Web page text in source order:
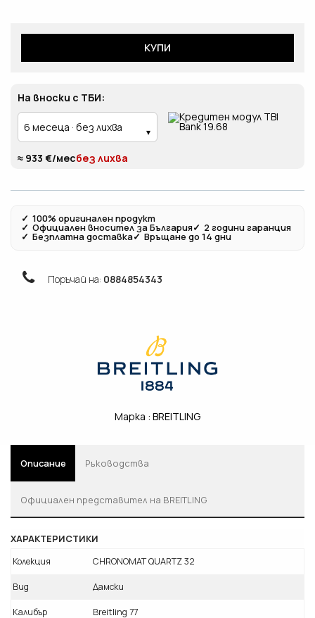
КУПИ
На вноски с ТБИ:
≈ 933 €/месбез лихва
✓ 100% оригинален продукт
✓ Официален вносител за България✓ 2 години гаранция
✓ Безплатна доставка✓ Връщане до 14 дни
Поръчай на: 0884854343
Марка : BREITLING
Описание Ръководства
Oфициален представител на BREITLING
ХАРАКТЕРИСТИКИ
Колекция
CHRONOMAT QUARTZ 32
Вид Дамски
Калибър Breitling 77